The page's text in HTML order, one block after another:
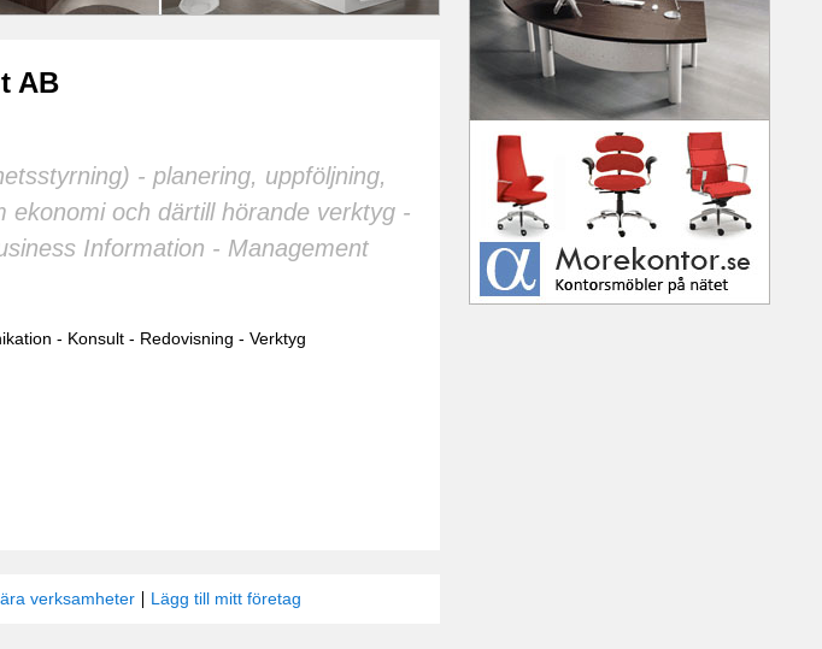
AB
- planering, uppföljning,
ekonomi och därtill hörande verktyg -
Information - Management
- Konsult- Redovisning - Verktyg
verksamheter Lägg till mitt företag